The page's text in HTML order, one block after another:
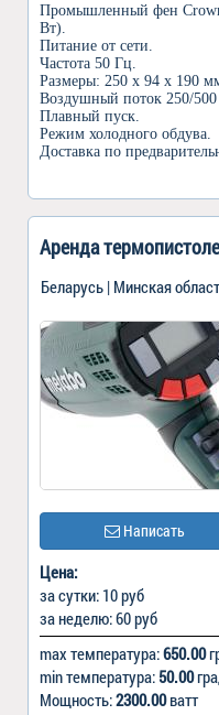
Промышленный фен
Вт).
Питание от сети.
Частота 50 Гц.
Размеры: 250 х 94 х 190
Воздушный поток 250/500
Плавный пуск.
Режим холодного обдува.
Доставка по
Аренда
Беларусь | Минская
Написать
Цена:
за сутки: 10 руб
за неделю: 60 руб
max температура:650.00
min температура: 50.00
Мощность:2300.00ватт